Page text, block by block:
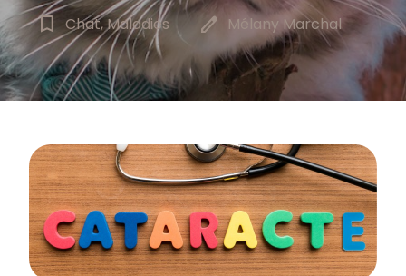
bookmark_border Chat, Maladies edit Mélany Marchal